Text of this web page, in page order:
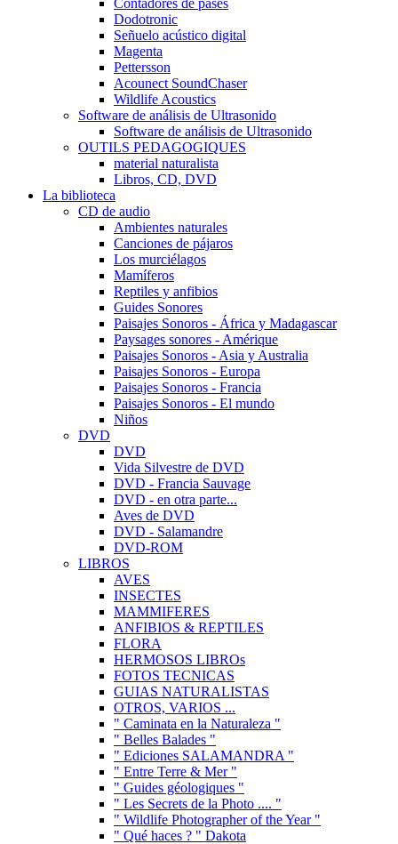
Contadores de pases
Dodotronic
Señuelo acústico digital
Magenta
Pettersson
Acounect SoundChaser
Wildlife Acoustics
Software de análisis de Ultrasonido
Software de análisis de Ultrasonido
OUTILS PEDAGOGIQUES
material naturalista
Libros, CD, DVD
La biblioteca
CD de audio
Ambientes naturales
Canciones de pájaros
Los murciélagos
Mamíferos
Reptiles y anfibios
Guides Sonores
Paisajes Sonoros - África y Madagascar
Paysages sonores - Amérique
Paisajes Sonoros - Asia y Australia
Paisajes Sonoros - Europa
Paisajes Sonoros - Francia
Paisajes Sonoros - El mundo
Niños
DVD
DVD
Vida Silvestre de DVD
DVD - Francia Sauvage
DVD - en otra parte...
Aves de DVD
DVD - Salamandre
DVD-ROM
LIBROS
AVES
INSECTES
MAMMIFERES
ANFIBIOS & REPTILES
FLORA
HERMOSOS LIBROs
FOTOS TECNICAS
GUIAS NATURALISTAS
OTROS, VARIOS ...
" Caminata en la Naturaleza "
" Belles Balades "
" Ediciones SALAMANDRA "
" Entre Terre & Mer "
" Guides géologiques "
" Les Secrets de la Photo .... "
" Wildlife Photographer of the Year "
" Qué haces ? " Dakota